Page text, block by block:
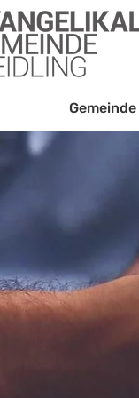
Gemeinde